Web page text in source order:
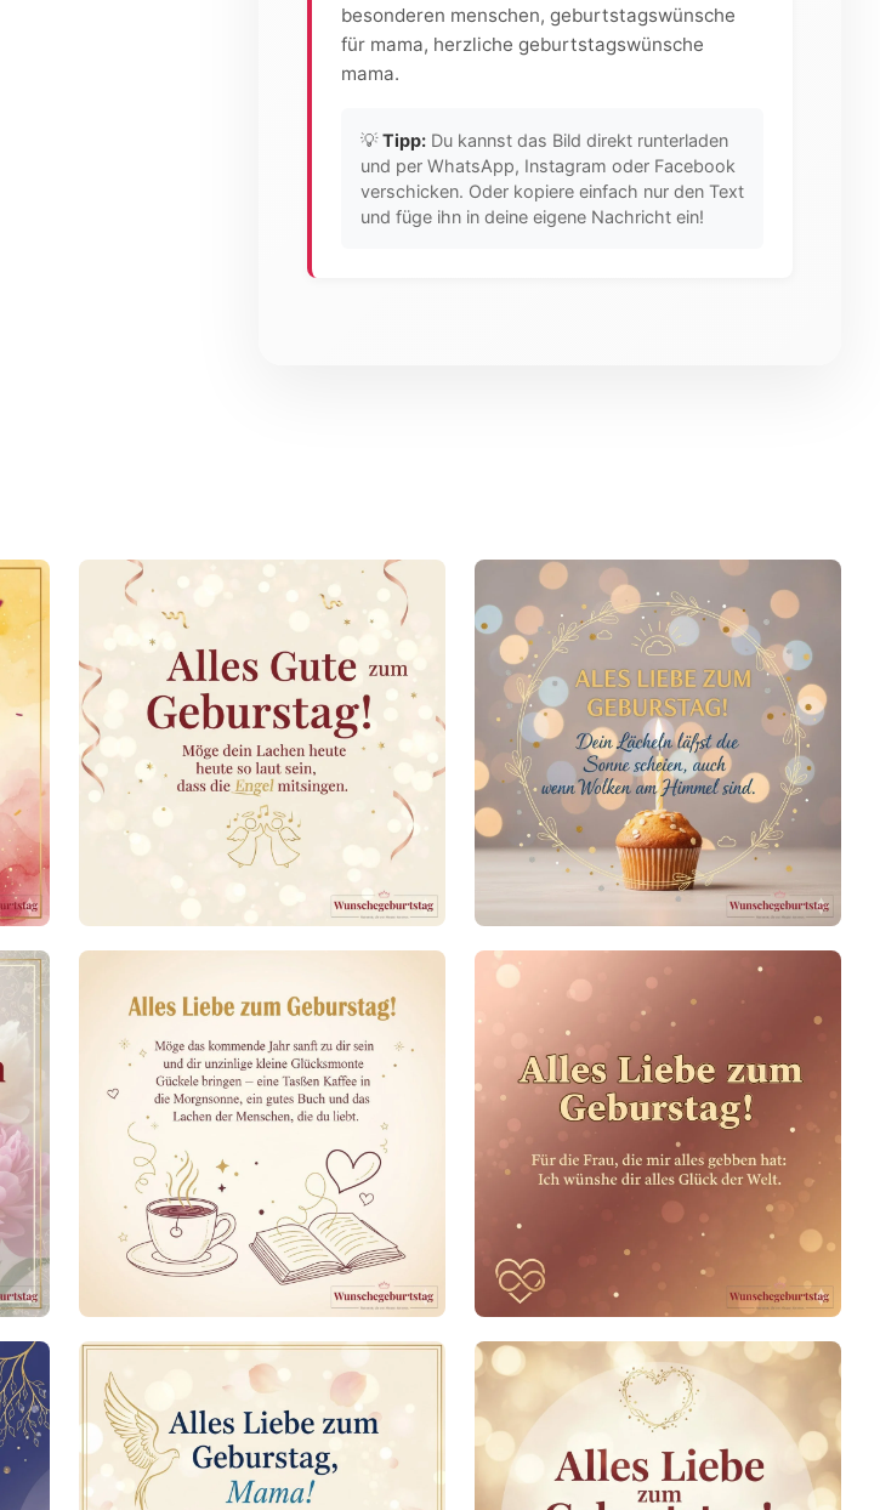
besonderen menschen, geburtstagswünsche
für mama, herzliche geburtstagswünsche
mama.
💡Tipp: Du kannst das Bild direkt runterladen
und per WhatsApp, Instagram oder Facebook
verschicken. Oder kopiere einfach nur den Text
und füge ihn in deine eigene Nachricht ein!